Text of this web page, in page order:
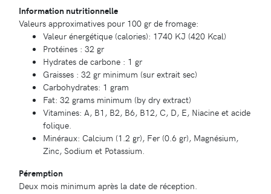
Information nutritionnelle
Valeurs approximatives pour 100 gr de fromage:
Valeur énergétique (calories): 1740 KJ (420 Kcal)
Protéines : 32 gr
Hydrates de carbone : 1 gr
Graisses : 32 gr minimum (sur extrait sec)
Carbohydrates: 1 gram
Fat: 32 grams minimum (by dry extract)
Vitamines: A, B1, B2, B6, B12, C, D, E, Niacine et acide
folique.
Minéraux: Calcium (1.2 gr), Fer (0.6 gr), Magnésium,
Zinc, Sodium et Potassium.
Péremption
Deux mois minimum après la date de réception.